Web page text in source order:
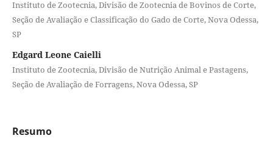
Instituto de Zootecnia, Divisão de Zootecnia de Bovinos de Corte,
Seção de Avaliação e Classificação do Gado de Corte, Nova Odessa,
SP
Edgard Leone Caielli
Instituto de Zootecnia, Divisão de Nutrição Animal e Pastagens,
Seção de Avaliação de Forragens, Nova Odessa, SP
Resumo